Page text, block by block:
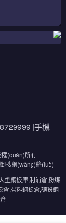
|手機
(quán)所有
搜網(wǎng)絡(luò)
型鋼板庫,利浦倉,粉煤
倉,骨料鋼板倉,礦粉鋼